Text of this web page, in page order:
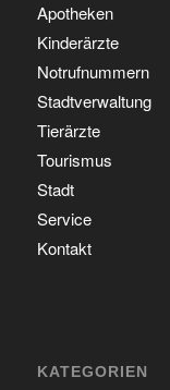
Apotheken
Kinderärzte
Notrufnummern
Stadtverwaltung
Tierärzte
Tourismus
Stadt
Service
Kontakt
KATEGORIEN